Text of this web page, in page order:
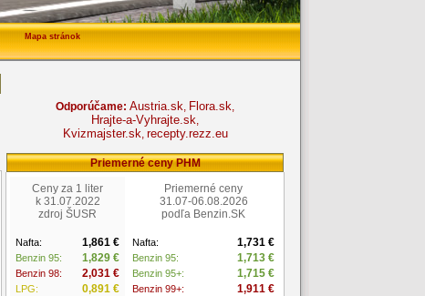
Mapa stránok
Odporúčame: Austria.sk, Flora.sk,
Hrajte-a-Vyhrajte.sk,
Kvizmajster.sk, recepty.rezz.eu
Priemerné ceny PHM
Ceny za 1 liter
k 31.07.2022
zdroj ŠUSR
Nafta: 1,861 €
Benzin 95: 1,829 €
Benzin 98: 2,031 €
LPG: 0,891 €
Priemerné ceny
31.07-06.08.2026
podľa Benzin.SK
Nafta: 1,731 €
Benzin 95: 1,713 €
Benzin 95+: 1,715 €
Benzin 99+: 1,911 €